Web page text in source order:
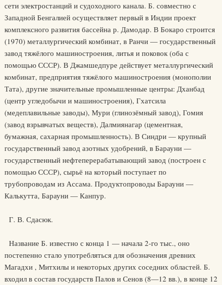
сети электростанций и судоходного канала. Б. совместно с
Западной Бенгалией осуществляет первый в Индии проект
комплексного развития бассейна р. Дамодар. В Бокаро строится
(1970) металлургический комбинат, в Ранчи — государственный
завод тяжёлого машиностроения, литья и поковок (оба с
помощью СССР). В Джамшедпуре действует металлургический
комбинат, предприятия тяжёлого машиностроения (монополии
Тата), другие значительные промышленные центры: Дханбад
(центр угледобычи и машиностроения), Гхатсила
(медеплавильные заводы), Мури (глинозёмный завод), Гомия
(завод взрывчатых веществ), Далмиянагар (цементная,
бумажная, сахарная промышленность). В Синдри — крупный
государственный завод азотных удобрений, в Барауни —
государственный нефтеперерабатывающий завод (построен с
помощью СССР), сырьё на который поступает по
трубопроводам из Ассама. Продуктопроводы Барауни —
Калькутта, Барауни — Канпур.
Г. В. Сдасюк.
Название Б. известно с конца 1 — начала 2-го тыс., оно
постепенно стало употребляться для обозначения древних
Магадхи , Митхилы и некоторых других соседних областей. Б.
входил в состав государств Палов и Сенов (8—12 вв.), в конце 12